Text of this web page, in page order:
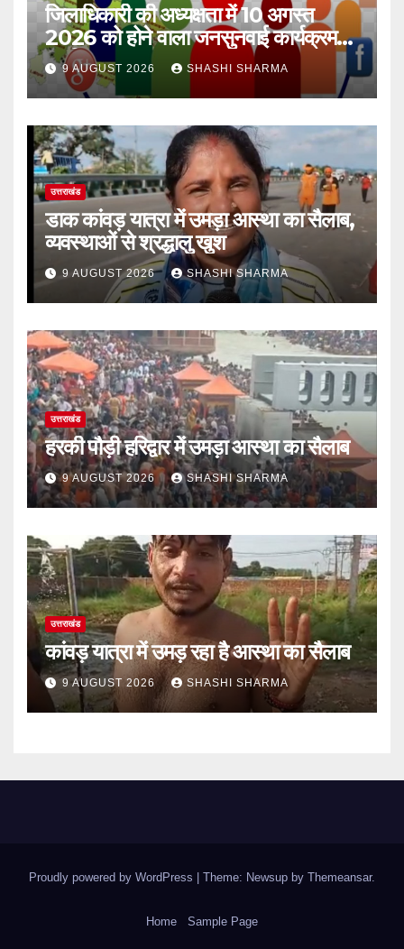
जिलाधिकारी की अध्यक्षता में 10 अगस्त
2026 को होने वाला जनसुनवाई कार्यक्रम
स्थगित
9 AUGUST 2026 SHASHI SHARMA
उत्तराखंड
डाक कांवड़ यात्रा में उमड़ा आस्था का सैलाब,
व्यवस्थाओं से श्रद्धालु खुश
9 AUGUST 2026 SHASHI SHARMA
उत्तराखंड
हरकी पौड़ी हरिद्वार में उमड़ा आस्था का सैलाब
9 AUGUST 2026 SHASHI SHARMA
उत्तराखंड
कांवड़ यात्रा में उमड़ रहा है आस्था का सैलाब
9 AUGUST 2026 SHASHI SHARMA
Proudly powered by WordPress Theme: Newsup by Themeansar.
Home Sample Page